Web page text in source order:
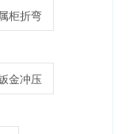
柜折弯
金冲压